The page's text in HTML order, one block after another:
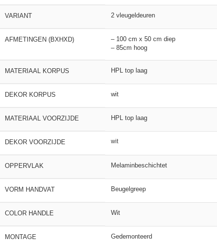
VARIANT 2 vleugeldeuren
AFMETINGEN (BXHXD)
– 100 cm x 50 cm diep
– 85cm hoog
MATERIAAL KORPUS HPL top laag
DEKOR KORPUS wit
MATERIAAL VOORZIJDE HPL top laag
DEKOR VOORZIJDE wit
OPPERVLAK Melaminbeschichtet
VORM HANDVAT Beugelgreep
COLOR HANDLE Wit
MONTAGE Gedemonteerd